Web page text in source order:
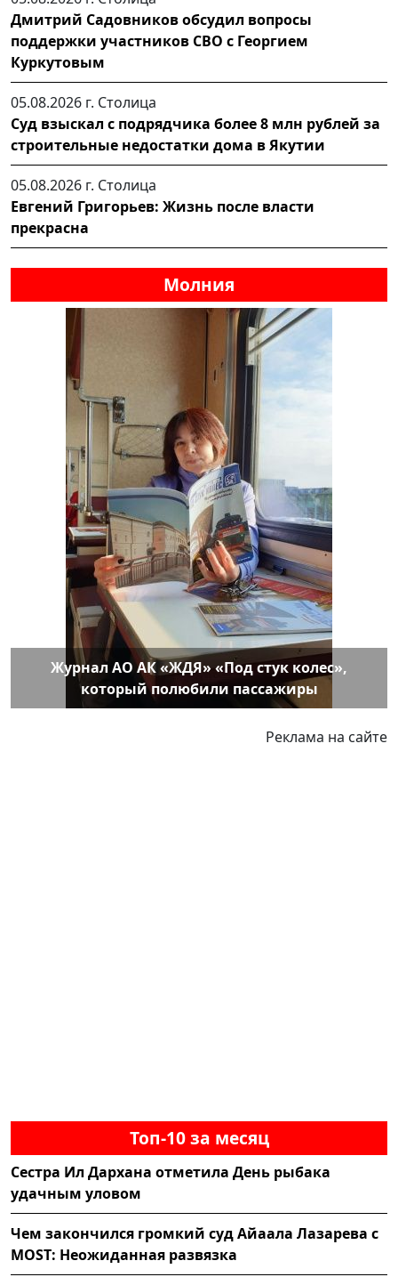
Дмитрий Садовников обсудил вопросы
поддержки участников СВО с Георгием
Куркутовым
05.08.2026 г. Столица
Суд взыскал с подрядчика более 8 млн рублей за
строительные недостатки дома в Якутии
05.08.2026 г. Столица
Евгений Григорьев: Жизнь после власти
прекрасна
Молния
Журнал АО АК «ЖДЯ» «Под стук колес»,
который полюбили пассажиры
Реклама на сайте
Топ-10 за месяц
Сестра Ил Дархана отметила День рыбака
удачным уловом
Чем закончился громкий суд Айаала Лазарева с
MOST: Неожиданная развязка